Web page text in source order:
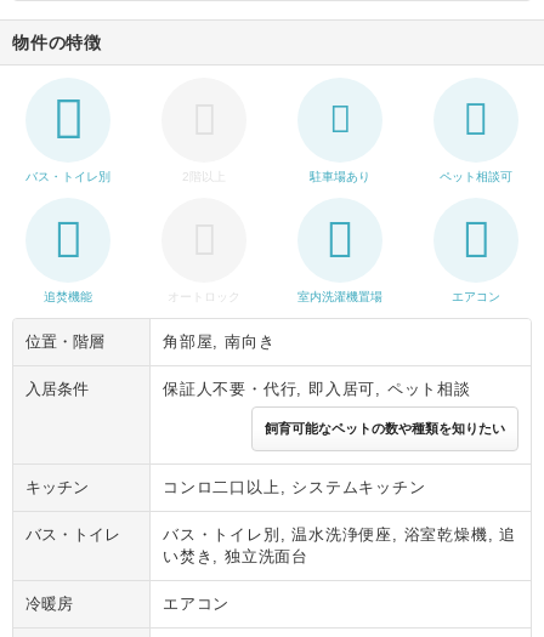
物件の特徴
バス・トイレ別 2階以上 駐車場あり ペット相談可
追焚機能 オートロック 室内洗濯機置場 エアコン
位置・階層 角部屋, 南向き
入居条件 保証人不要・代行, 即入居可, ペット相談
飼育可能なペットの数や種類を知りたい
キッチン コンロ二口以上, システムキッチン
バス・トイレ
バス・トイレ別, 温水洗浄便座, 浴室乾燥機, 追
い焚き, 独立洗面台
冷暖房 エアコン